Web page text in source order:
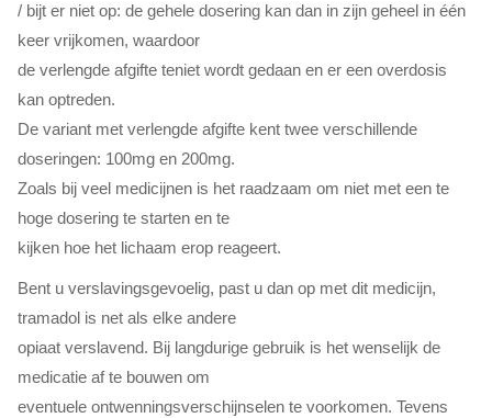
/ bijt er niet op: de gehele dosering kan dan in zijn geheel in één
keer vrijkomen, waardoor
de verlengde afgifte teniet wordt gedaan en er een overdosis
kan optreden.
De variant met verlengde afgifte kent twee verschillende
doseringen: 100mg en 200mg.
Zoals bij veel medicijnen is het raadzaam om niet met een te
hoge dosering te starten en te
kijken hoe het lichaam erop reageert.
Bent u verslavingsgevoelig, past u dan op met dit medicijn,
tramadol is net als elke andere
opiaat verslavend. Bij langdurige gebruik is het wenselijk de
medicatie af te bouwen om
eventuele ontwenningsverschijnselen te voorkomen. Tevens